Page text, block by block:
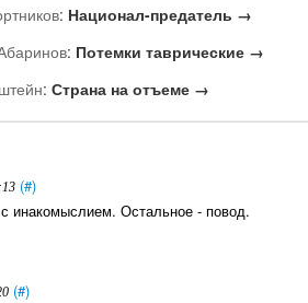
: Национал-предатель →
: Потемки таврические →
: Страна на отъеме →
(#)
инакомыслием. Остальное - повод.
(#)